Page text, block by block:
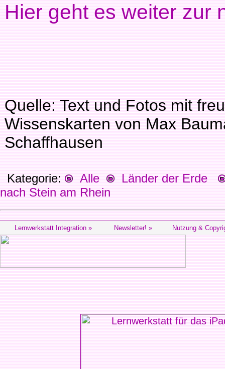
Hier geht es weiter zur
Quelle: Text und Fotos mit
Wissenskarten von Max
Schaffhausen
Kategorie: Alle
Länder der Erde
nach Stein am Rhein
Lernwerkstatt Integration » Newsletter! » Nutzung &